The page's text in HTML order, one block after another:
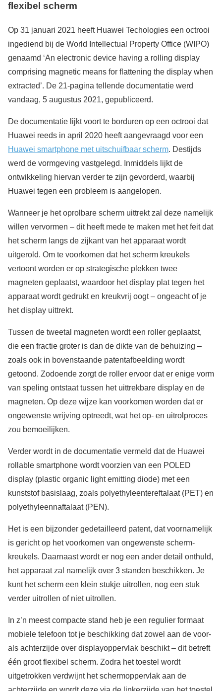
flexibel scherm
Op 31 januari 2021 heeft Huawei Techologies een octrooi
ingediend bij de World Intellectual Property Office (WIPO)
genaamd ‘An electronic device having a rolling display
comprising magnetic means for flattening the display when
extracted’. De 21-pagina tellende documentatie werd
vandaag, 5 augustus 2021, gepubliceerd.
De documentatie lijkt voort te borduren op een octrooi dat
Huawei reeds in april 2020 heeft aangevraagd voor een
Huawei smartphone met uitschuifbaar scherm. Destijds
werd de vormgeving vastgelegd. Inmiddels lijkt de
ontwikkeling hiervan verder te zijn gevorderd, waarbij
Huawei tegen een probleem is aangelopen.
Wanneer je het oprolbare scherm uittrekt zal deze namelijk
willen vervormen – dit heeft mede te maken met het feit dat
het scherm langs de zijkant van het apparaat wordt
uitgerold. Om te voorkomen dat het scherm kreukels
vertoont worden er op strategische plekken twee
magneten geplaatst, waardoor het display plat tegen het
apparaat wordt gedrukt en kreukvrij oogt – ongeacht of je
het display uittrekt.
Tussen de tweetal magneten wordt een roller geplaatst,
die een fractie groter is dan de dikte van de behuizing –
zoals ook in bovenstaande patentafbeelding wordt
getoond. Zodoende zorgt de roller ervoor dat er enige vorm
van speling ontstaat tussen het uittrekbare display en de
magneten. Op deze wijze kan voorkomen worden dat er
ongewenste wrijving optreedt, wat het op- en uitrolproces
zou bemoeilijken.
Verder wordt in de documentatie vermeld dat de Huawei
rollable smartphone wordt voorzien van een POLED
display (plastic organic light emitting diode) met een
kunststof basislaag, zoals polyethyleentereftalaat (PET) en
polyethyleennaftalaat (PEN).
Het is een bijzonder gedetailleerd patent, dat voornamelijk
is gericht op het voorkomen van ongewenste scherm-
kreukels. Daarnaast wordt er nog een ander detail onthuld,
het apparaat zal namelijk over 3 standen beschikken. Je
kunt het scherm een klein stukje uitrollen, nog een stuk
verder uitrollen of niet uitrollen.
In z’n meest compacte stand heb je een regulier formaat
mobiele telefoon tot je beschikking dat zowel aan de voor-
als achterzijde over displayoppervlak beschikt – dit betreft
één groot flexibel scherm. Zodra het toestel wordt
uitgetrokken verdwijnt het schermoppervlak aan de